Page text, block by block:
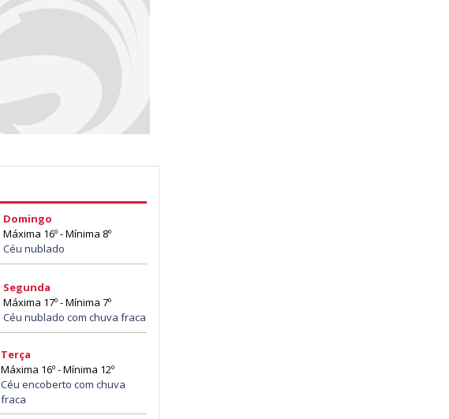
Domingo
Máxima 16º - Mínima 8º
Céu nublado
Segunda
Máxima 17º - Mínima 7º
Céu nublado com chuva fraca
Terça
Máxima 16º - Mínima 12º
Céu encoberto com chuva
fraca